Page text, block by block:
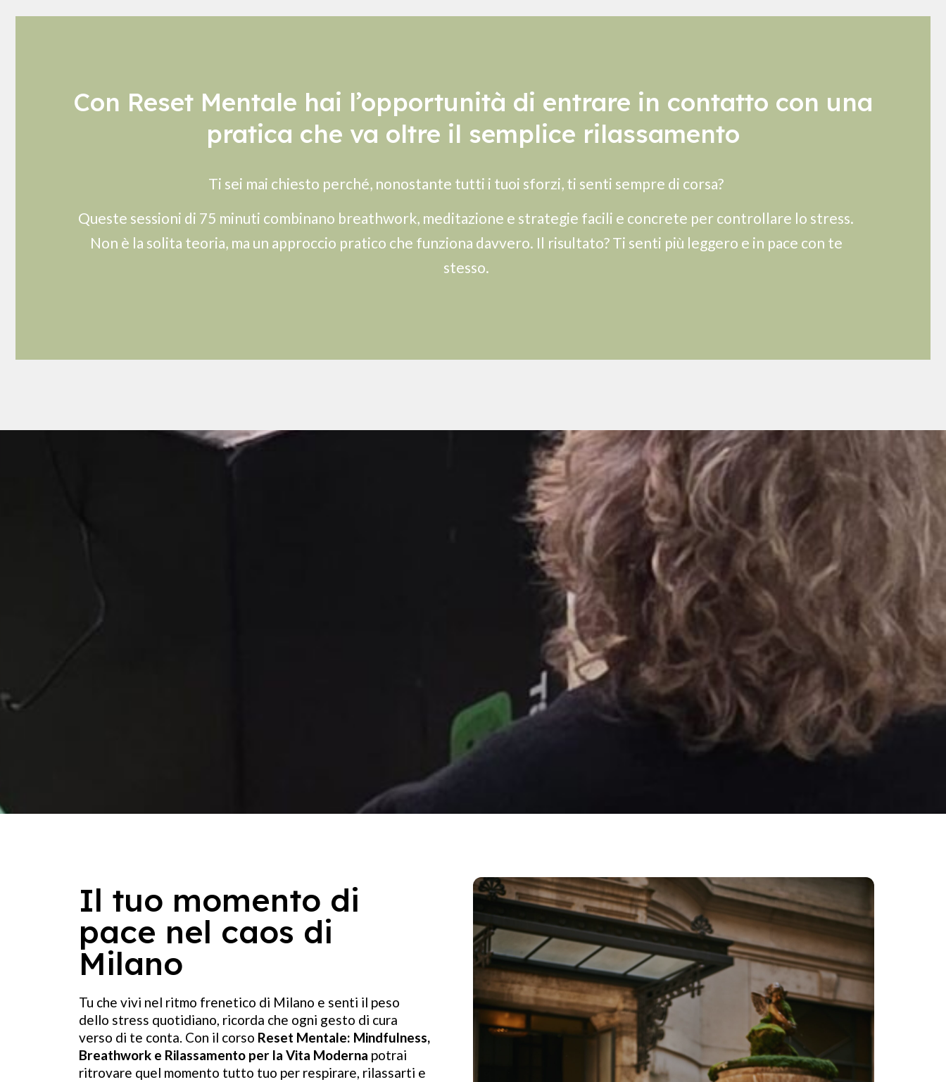
Con Reset Mentale hai l’opportunità di entrare in contatto con una
pratica che va oltre il semplice rilassamento
Ti sei mai chiesto perché, nonostante tutti i tuoi sforzi, ti senti sempre di corsa?
Queste sessioni di 75 minuti combinano breathwork, meditazione e strategie facili e concrete per controllare lo stress.
Non è la solita teoria, ma un approccio pratico che funziona davvero. Il risultato? Ti senti più leggero e in pace con te
stesso.
Il tuo momento di
pace nel caos di
Milano
Tu che vivi nel ritmo frenetico di Milano e senti il peso
dello stress quotidiano, ricorda che ogni gesto di cura
verso di te conta. Con il corso Reset Mentale: Mindfulness,
Breathwork e Rilassamento per la Vita Moderna potrai
ritrovare quel momento tutto tuo per respirare, rilassarti e